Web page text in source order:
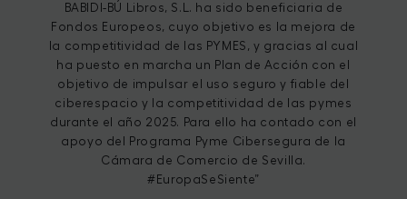
BABIDI-BÚ Libros, S.L. ha sido beneficiaria de
Fondos Europeos, cuyo objetivo es la mejora de
la competitividad de las PYMES, y gracias al cual
ha puesto en marcha un Plan de Acción con el
objetivo de impulsar el uso seguro y fiable del
ciberespacio y la competitividad de las pymes
durante el año 2025. Para ello ha contado con el
apoyo del Programa Pyme Cibersegura de la
Cámara de Comercio de Sevilla.
#EuropaSeSiente”